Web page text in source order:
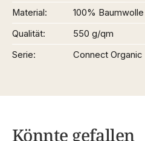
Material
100% Baumwolle
Qualität
550 g/qm
Serie
Connect Organic
Könnte gefallen